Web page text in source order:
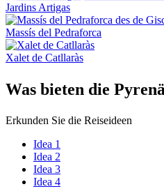
Jardins Artigas
Massís del Pedraforca
Xalet de Catllaràs
Was bieten die
Erkunden Sie die Reiseideen
Idea 1
Idea 2
Idea 3
Idea 4